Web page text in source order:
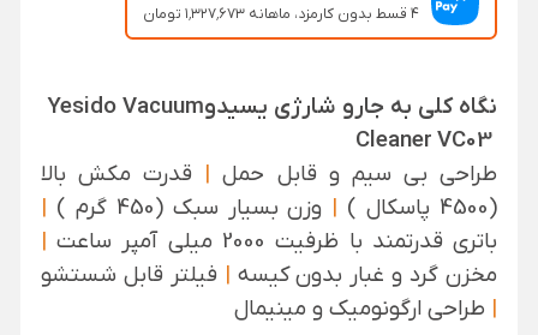
۴ قسط بدون کارمزد، ماهانه ۱٬۳۲۷٬۶۷۳ تومان
نگاه کلی به جارو شارژی یسیدوYesido Vacuum
Cleaner VC03
طراحی بی سیم و قابل حمل | قدرت مکش بالا
(4500 پاسکال )
| وزن بسیار سبک (450 گرم )
|
باتری قدرتمند با ظرفیت 2000 میلی آمپر ساعت
|
مخزن گرد و غبار بدون کیسه | فیلتر قابل شستشو
| طراحی ارگونومیک و مینیمال